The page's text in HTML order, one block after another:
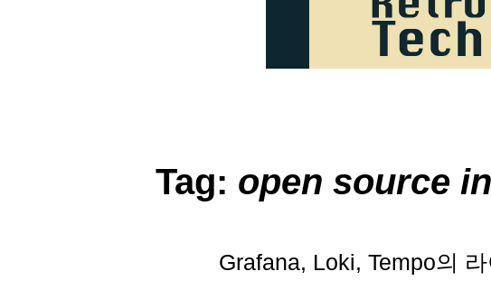
Tag: open source
Grafana, Loki, Tempo의